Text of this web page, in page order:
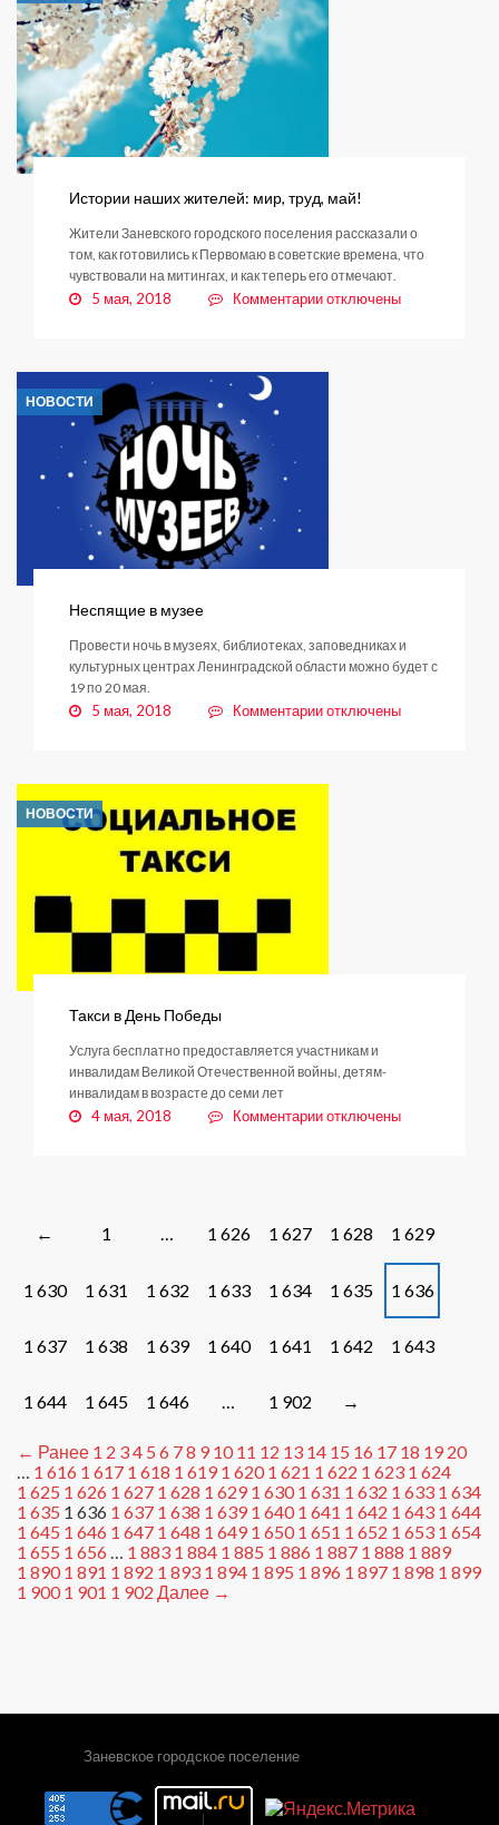
зарплатам
Истории наших жителей: мир, труд, май!
Жители Заневского городского поселения рассказали о
том, как готовились к Первомаю в советские времена, что
чувствовали на митингах, и как теперь его отмечают.
5 мая, 2018 Комментариикотключены
НОВОСТИ
Неспящие в музее
Провести ночь в музеях, библиотеках, заповедниках и
культурных центрах Ленинградской области можно будет с
19 по 20 мая.
5 мая, 2018 Комментариикотключены
НОВОСТИ
Такси в День Победы
Услуга бесплатно предоставляется участникам и
инвалидам Великой Отечественной войны, детям-
инвалидам в возрасте до семи лет
4 мая, 2018 Комментариик
Победы
отключены
Posts
navigation
← 1 … 1 626 1 627 1 628 1 629
1 630 1 631 1 632 1 633 1 634 1 635 1 636
1 637 1 638 1 639 1 640 1 641 1 642 1 643
1 644 1 645 1 646 … 1 902 →
← Ранее 1 2 34 5 6 78 9 10 11 12 13 14 15 16 17 18 19 20
… 1 616 1 617 1 618 1 619 1 620 1 621 1 622 1 623 1 624
1 625 1 626 1 627 1 628 1 629 1 630 1 631 1 632 1 633 1 634
1 635 1 636 1 637 1 638 1 639 1 640 1 641 1 642 1 643 1 644
1 645 1 646 1 647 1 648 1 649 1 650 1 651 1 652 1 653 1 654
1 655 1 656 … 1 883 1 884 1 885 1 886 1 887 1 888 1 889
1 890 1 891 1 892 1 893 1 894 1 895 1 896 1 897 1 898 1 899
1 900 1 901 1 902 Далее →
Заневское городское поселение